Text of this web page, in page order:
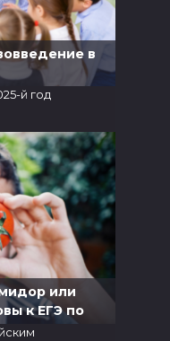
в
й год
или
к ЕГЭ по